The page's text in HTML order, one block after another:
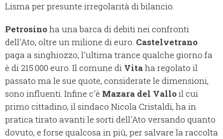
Lisma per presunte irregolarità di bilancio.
Petrosinoha una barca di debiti nei confronti
dell'Ato, oltre un milione di euro. Castelvetrano
paga a singhiozzo, l'ultima trance qualche giorno fa
è di 215.000 euro. Il comune di Vitaha regolato il
passato ma le sue quote, considerate le dimensioni,
sono influenti. Infine c'è Mazara del Valloil cui
primo cittadino, il sindaco Nicola Cristaldi, ha in
pratica tirato avanti le sorti dell'Ato versando quanto
dovuto, e forse qualcosa in più, per salvare la raccolta